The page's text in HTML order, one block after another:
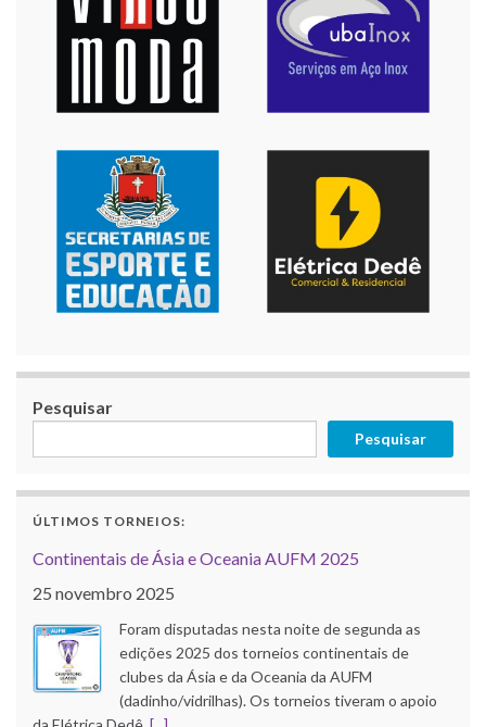
Pesquisar
Pesquisar
ÚLTIMOS TORNEIOS:
25 novembro 2025
edições 2025 dos torneios continentais de
clubes da Ásia e da Oceania da AUFM
Continentais de Concacaf e África AUFM 2025
18 novembro 2025
A edição 2025 da Copa dos Campeões da
Concacaf da AUFM (dadinho/vidrilhas), torneio
temático classificatório para o Mundial de Clubes
AUFM, foi disputada nesta segunda e novamente